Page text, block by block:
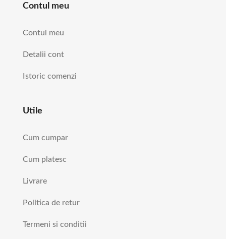
Contul meu
Contul meu
Detalii cont
Istoric comenzi
Utile
Cum cumpar
Cum platesc
Livrare
Politica de retur
Termeni si conditii